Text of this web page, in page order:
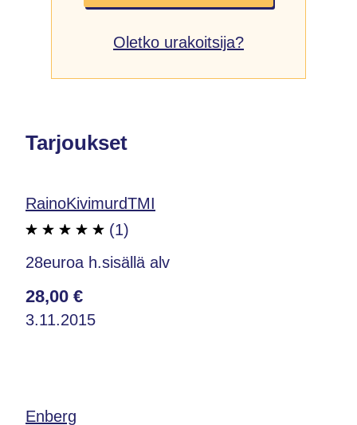
Oletko urakoitsija?
Tarjoukset
RainoKivimurdTMI
(1)
28euroa h.sisällä alv
28,00 €
3.11.2015
Enberg